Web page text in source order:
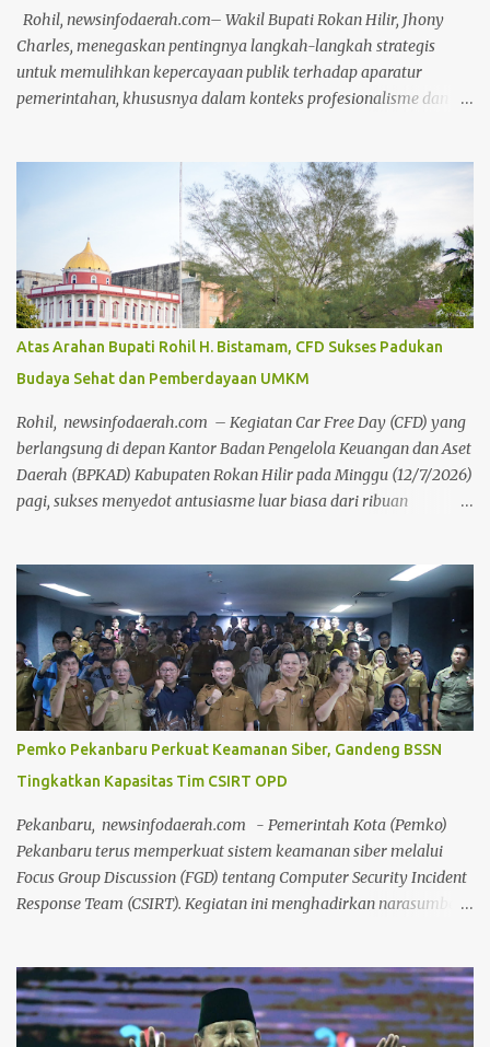
Dengan adanya saran masukan dari DPRD, kata Masykur,
diharapkan tata kelola pemerintahan yang baik dan
pemerintahan yang baik bisa terwuj...
Rohil, newsinfodaerah.com– Wakil Bupati Rokan Hilir, Jhony
Charles, menegaskan pentingnya langkah-langkah strategis
untuk memulihkan kepercayaan publik terhadap aparatur
pemerintahan, khususnya dalam konteks profesionalisme dan
Wabup menyoroti bahwa kepercayaan masyarakat dapat terkikis
apabila ASN terus bertahan dalam zona nyaman yang diwariskan
oleh sistem birokrasi feodal. Menurutnya, stagnasi kinerja yang
disebabkan oleh pola pikir birokratis harus segera ditinggalkan.
"Sudah terlalu lama ASN terjebak dalam kenyamanan semu yang
dibentuk oleh budaya birokrasi lama. Ini harus direformasi secara
menyeluruh agar produktivitas aparatur negara dapat
ditingkatkan,"ujar Jhony Charles di hadapan seluruh peserta apel.
Lebih lanjut, Wabup Jhony menyampaikan keprihatinannya
terhadap dinamika media sosial yang dalam beberapa hari
terakhir dipenuhi oleh komenta...
Atas Arahan Bupati Rohil H. Bistamam, CFD Sukses Padukan
Budaya Sehat dan Pemberdayaan UMKM
Rohil, newsinfodaerah.com – Kegiatan Car Free Day (CFD) yang
berlangsung di depan Kantor Badan Pengelola Keuangan dan Aset
Daerah (BPKAD) Kabupaten Rokan Hilir pada Minggu (12/7/2026)
pagi, sukses menyedot antusiasme luar biasa dari ribuan
penuh oleh Pemerintah Kabupaten Rokan Hilir. Agenda tersebut
menjadi upaya nyata pemerintah untuk terus mendorong budaya
hidup sehat sekaligus menghidupkan ruang publik yang positif
bagi warga. Sejak pagi, warga dari berbagai kalangan usia
memanfaatkan momen bebas kendaraan bermotor ini untuk
berolahraga, mulai dari senam bersama, joging, hingga
bersepeda. Selain menjadi ajang menjaga kebugaran dan
bersilaturahmi, CFD kali ini juga sukses menjadi motor penggerak
ekonomi daerah. Puluhan pelaku Usaha Mikro, Kecil, dan
Menengah (UMKM) lokal yang memadati area kegiatan
melaporkan lonjakan omzet yang positif berkat ramainya pe...
Pemko Pekanbaru Perkuat Keamanan Siber, Gandeng BSSN
Tingkatkan Kapasitas Tim CSIRT OPD
Pekanbaru, newsinfodaerah.com - Pemerintah Kota (Pemko)
Pekanbaru terus memperkuat sistem keamanan siber melalui
Focus Group Discussion (FGD) tentang Computer Security Incident
Response Team (CSIRT). Kegiatan ini menghadirkan narasumber
informasi dari seluruh organisasi perangkat daerah (OPD). Kepala
Dinas Komunikasi, Informatika, Statistik, dan Persandian
(Diskominfotiksan) Pekanbaru, Ardiansyah Eka Putra dalam